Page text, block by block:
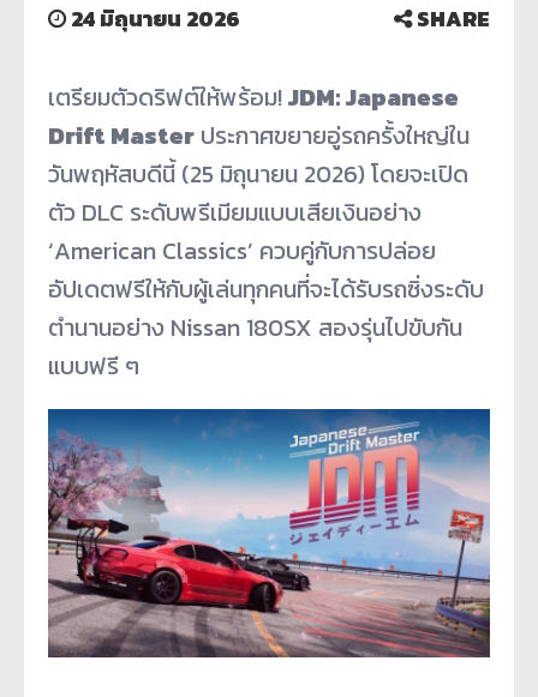
24 มิถุนายน 2026 SHARE
เตรียมตัวดริฟต์ให้พร้อม!JDM: Japanese
Drift Master ประกาศขยายอู่รถครั้งใหญ่ใน
วันพฤหัสบดีนี้ (25 มิถุนายน 2026) โดยจะเปิด
ตัว DLC ระดับพรีเมียมแบบเสียเงินอย่าง
‘American Classics’ ควบคู่กับการปล่อย
อัปเดตฟรีให้กับผู้เล่นทุกคนที่จะได้รับรถซิ่งระดับ
ตำนานอย่าง Nissan 180SX สองรุ่นไปขับกัน
แบบฟรี ๆ